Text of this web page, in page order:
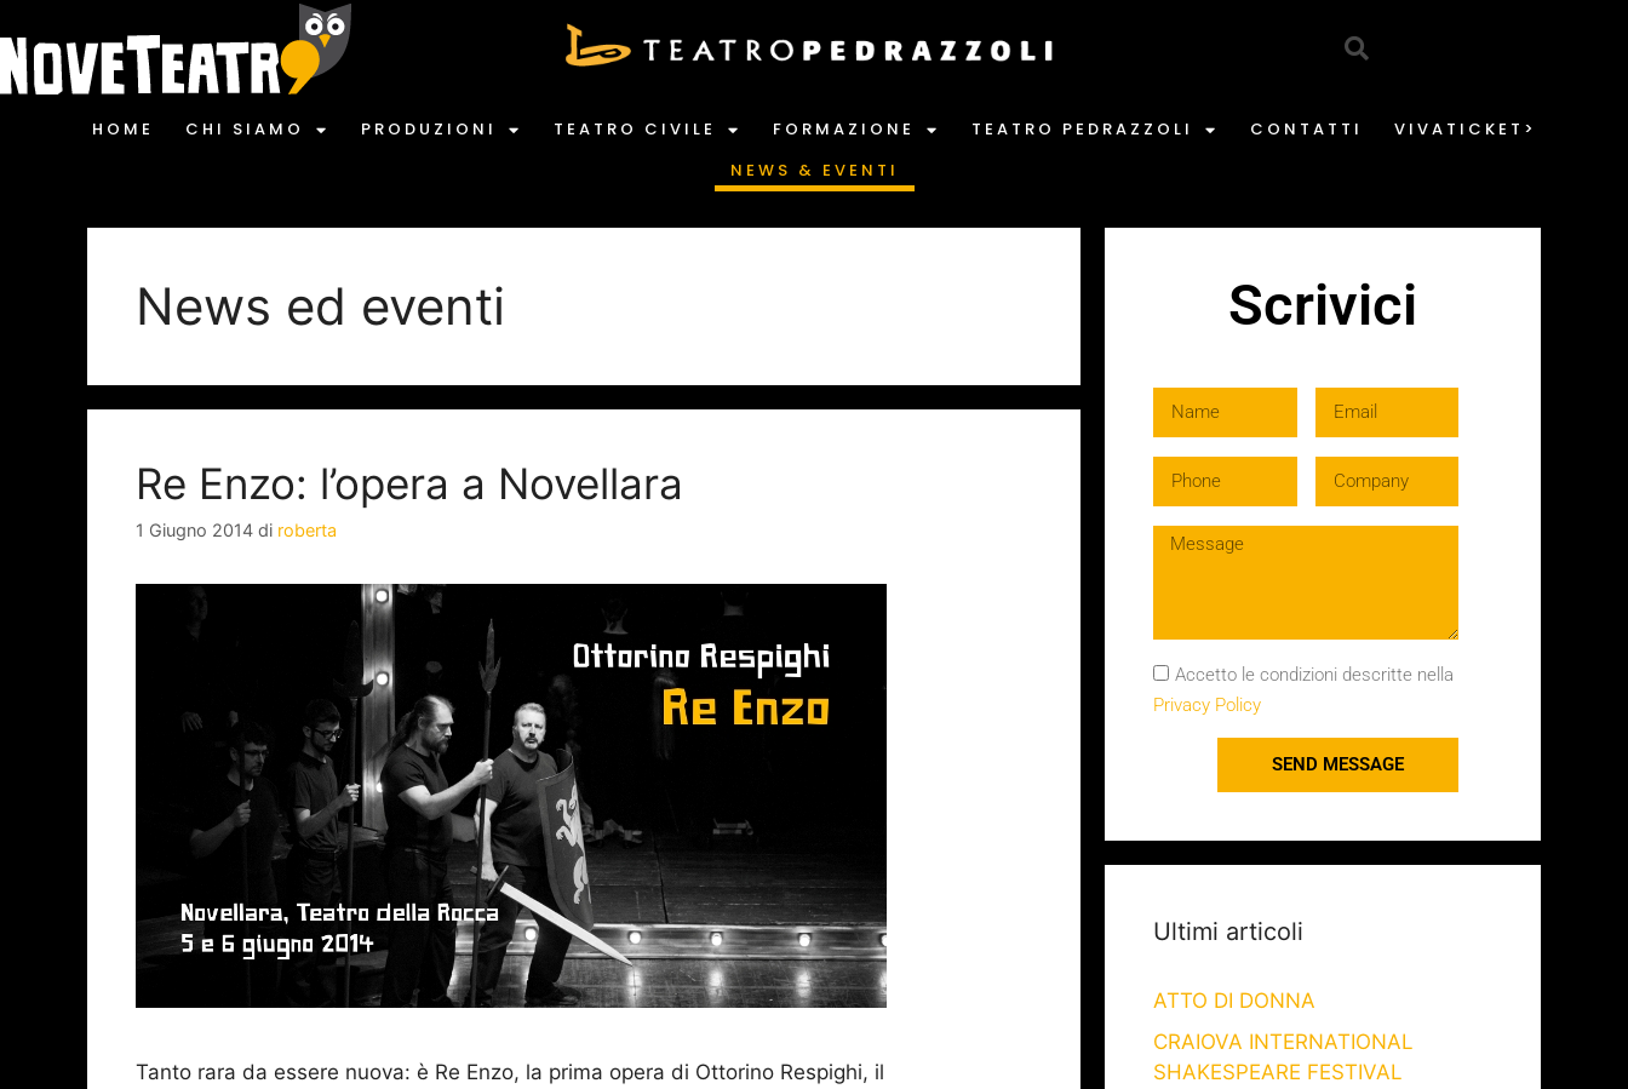
HOME CHI SIAMO PRODUZIONI TEATRO CIVILE FORMAZIONE TEATRO PEDRAZZOLI CONTATTI
VIVATICKET>
NEWS & EVENTI
News ed eventi
Re Enzo: l’opera a Novellara
1 Giugno 2014 di roberta
Tanto rara da essere nuova: è Re Enzo, la prima opera di Ottorino Respighi, il
Scrivici
Accetto le condizioni descritte nella
Privacy Policy
SEND MESSAGE
Ultimi articoli
ATTO DI DONNA
CRAIOVA INTERNATIONAL
SHAKESPEARE FESTIVAL